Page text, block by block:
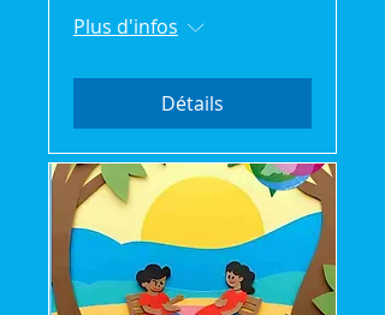
Plus d'infos
Détails